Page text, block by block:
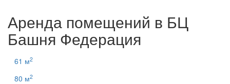
Аренда помещений в БЦ
Башня Федерация
61 м2
80 м2